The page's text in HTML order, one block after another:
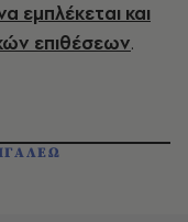
εμπλέκεται και
επιθέσεων.